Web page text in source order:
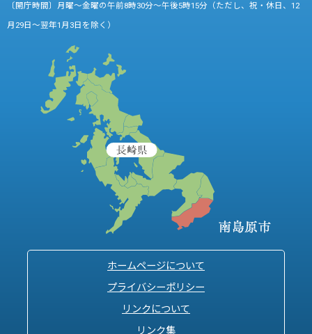
〔開庁時間〕月曜～金曜の午前8時30分～午後5時15分（ただし、祝・休日、12
月29日～翌年1月3日を除く）
ホームページについて
プライバシーポリシー
リンクについて
リンク集